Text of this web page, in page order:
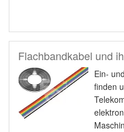
Flachbandkabel und
Ein-
finden